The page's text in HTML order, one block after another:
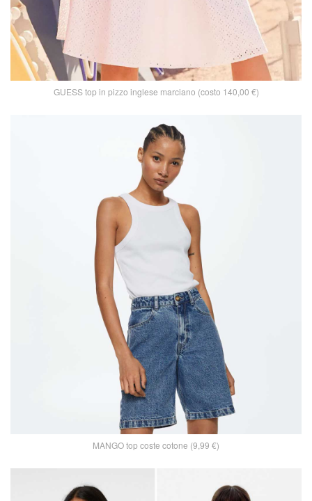
GUESS top in pizzo inglese marciano (costo 140,00 €)
MANGO top coste cotone (9,99 €)